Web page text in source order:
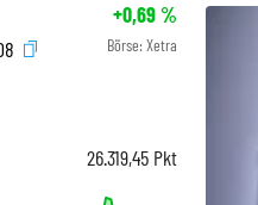
+0,69%
Börse: Xetra
26.319,45 Pkt